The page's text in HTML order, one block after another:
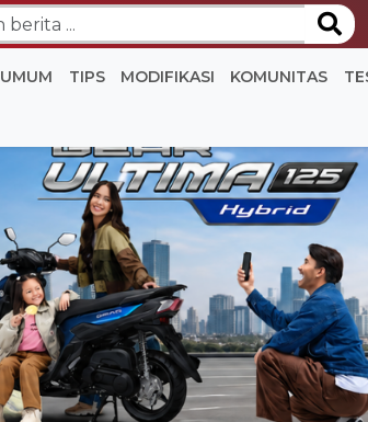
UMUM TIPS MODIFIKASI KOMUNITAS